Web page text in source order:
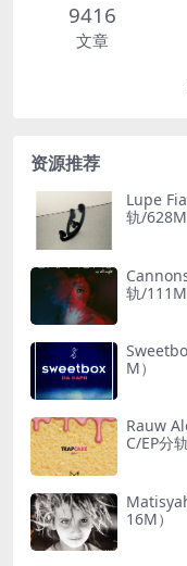
9416
文章
资源推荐
Lupe
轨/628M
轨/111M
M）
Rauw
C/EP分
16M）